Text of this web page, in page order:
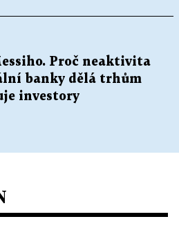
Proč neaktivita
banky dělá trhům
investory